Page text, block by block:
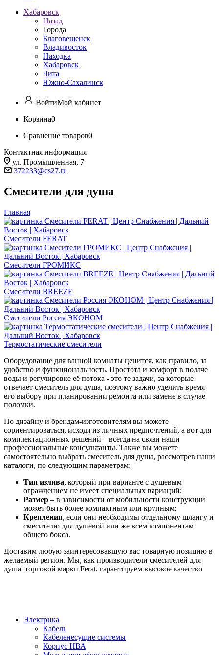
Хабаровск
Назад
Города
Благовещенск
Владивосток
Находка
Хабаровск
Чита
Южно-Сахалинск
ВойтиМой кабинет
Корзина0
Сравнение товаров0
Контактная информация
ул. Промышленная, 7
372233@cs27.ru
Смесители для душа
Главная
Смесители FERAT
Смесители ГРОМИКС
Смесители BREEZE
Смесители Россия ЭКОНОМ
Термостатические смесители
Оборудование для ванной комнаты ценится, как правило, за
удобство и функциональность. Простота и комфорт в подаче
воды и регулировке её потока - это те задачи, за которые
отвечает смеситель для душа, поэтому важно уделить время
его выбору при планировании ремонта или замене в случае
поломки.
По дизайну и брендам-изготовителям вы можете
сориентироваться, исходя из личных предпочтений, а вот для
комплектационных решений – всегда на связи наши
профессиональные консультанты. Также вы можете
самостоятельно выбрать смеситель для душа, рассмотрев наши
каталоги, по следующим параметрам:
Тип излива, который при варианте с душевым
ограждением не имеет специальных вариаций;
Размер – в зависимости от мобильности конструкции
может быть более компактным или крупным;
Крепления, если они необходимы отдельному шлангу и
смесителю для душевой или же всем компонентам
общего бокса.
Доставим любую заинтересовавшую вас товарную позицию в
желаемый регион. Мы, как производители смесителей для
душа, торговой марки Ferat, гарантируем высокое качество
Электрика
Кабель
Кабеленесущие системы
Корпус НВА